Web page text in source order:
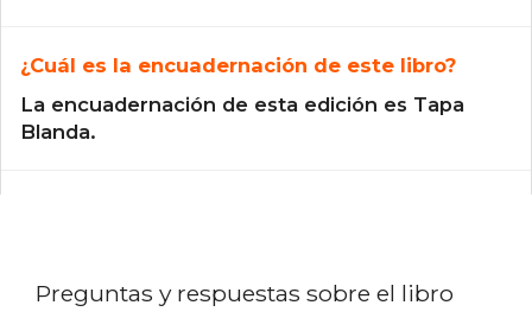
¿Cuál es la encuadernación de este libro?
La encuadernación de esta edición es Tapa
Blanda.
Preguntas y respuestas sobre el libro